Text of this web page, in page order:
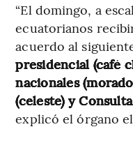
“El domingo, a
ecuatorianos
acuerdo al
presidencial (café
nacionales
(celeste) y
explicó el órgano